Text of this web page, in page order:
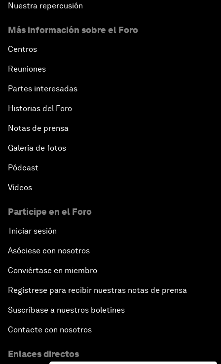
Nuestra repercusión
Más información sobre el Foro
Centros
Reuniones
Partes interesadas
Historias del Foro
Notas de prensa
Galería de fotos
Pódcast
Vídeos
Participe en el Foro
Iniciar sesión
Asóciese con nosotros
Conviértase en miembro
Regístrese para recibir nuestras notas de prensa
Suscríbase a nuestros boletines
Contacte con nosotros
Enlaces directos